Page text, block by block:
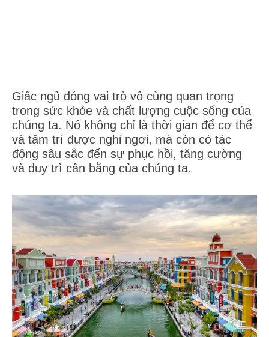
Giấc ngủ đóng vai trò vô cùng quan trọng
trong sức khỏe và chất lượng cuộc sống của
chúng ta. Nó không chỉ là thời gian để cơ thể
và tâm trí được nghỉ ngơi, mà còn có tác
động sâu sắc đến sự phục hồi, tăng cường
và duy trì cân bằng của chúng ta.